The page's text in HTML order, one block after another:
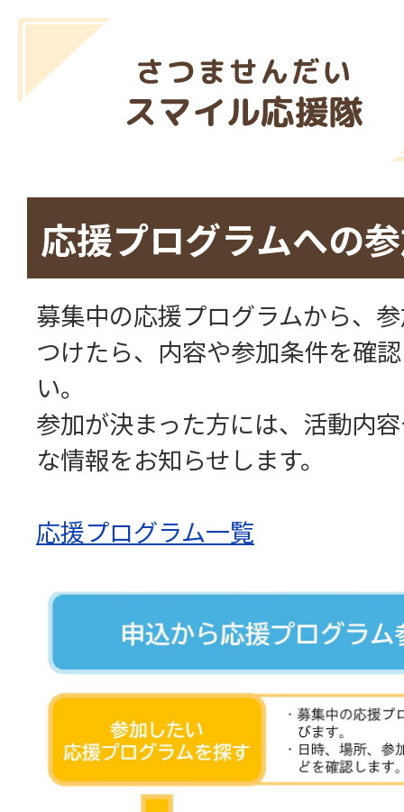
応援プログラムへの
募集中の応援プログラムから、
つけたら、内容や参加条件を確
い。
参加が決まった方には、活動内
な情報をお知らせします。
応援プログラム一覧